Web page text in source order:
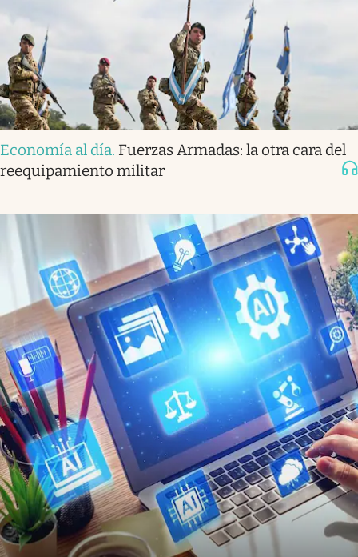
Economía al día. Fuerzas Armadas: la otra cara del
reequipamiento militar